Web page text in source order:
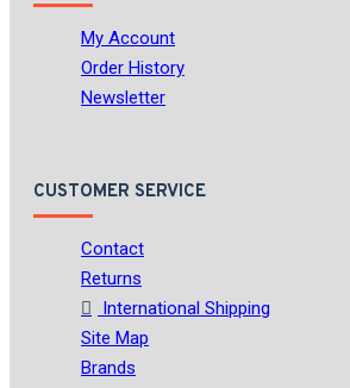
My Account
Order History
Newsletter
CUSTOMER SERVICE
Contact
Returns
International Shipping
Site Map
Brands